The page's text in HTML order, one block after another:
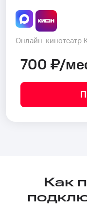
Онлайн-кинотеатр
700 ₽/
Как